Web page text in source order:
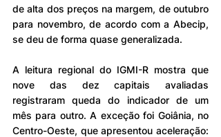
de alta dos preços na margem, de outubro
para novembro, de acordo com a Abecip,
se deu de forma quase generalizada.
A leitura regional do IGMI-R mostra que
nove das dez capitais avaliadas
registraram queda do indicador de um
mês para outro. A exceção foi Goiânia, no
Centro-Oeste, que apresentou aceleração: